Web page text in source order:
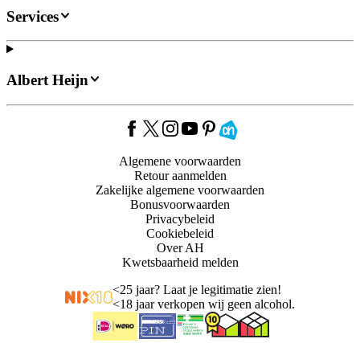
Services
Albert Heijn
Algemene voorwaarden
Retour aanmelden
Zakelijke algemene voorwaarden
Bonusvoorwaarden
Privacybeleid
Cookiebeleid
Over AH
Kwetsbaarheid melden
<25 jaar? Laat je legitimatie zien!
<18 jaar verkopen wij geen alcohol.